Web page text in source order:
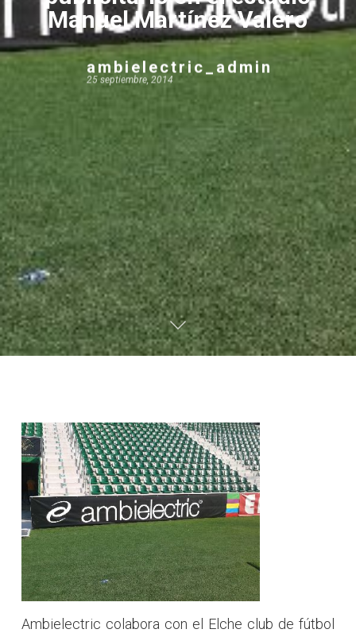
Manuel Martínez Valero
ambielectric_admin
25 septiembre, 2014
Ambielectric colabora con el Elche club de fútbol